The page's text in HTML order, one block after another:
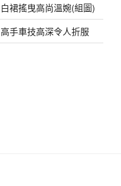
裙搖曳高尚溫婉(組圖)
手車技高深令人折服